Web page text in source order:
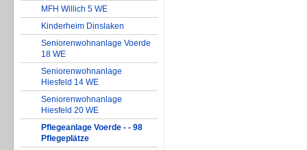
MFH Willich 5 WE
Kinderheim Dinslaken
Seniorenwohnanlage Voerde
18 WE
Seniorenwohnanlage
Hiesfeld 14 WE
Seniorenwohnanlage
Hiesfeld 20 WE
Pflegeanlage Voerde - - 98
Pflegeplätze